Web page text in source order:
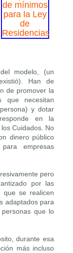
de mínimos
para la Ley
de
Residencias
modelo, (un
Han de
de promover la
que necesitan
y dotar
en la
Cuidados. No
dinero público
empresas
pero
por las
que se realicen
adaptados para
que lo
durante esa
más incluso